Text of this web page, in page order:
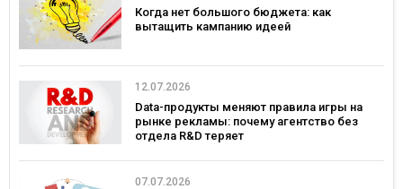
Когда нет большого бюджета: как
вытащить кампанию идеей
12.07.2026
Data-продукты меняют правила игры на
рынке рекламы: почему агентство без
отдела R&D теряет
07.07.2026